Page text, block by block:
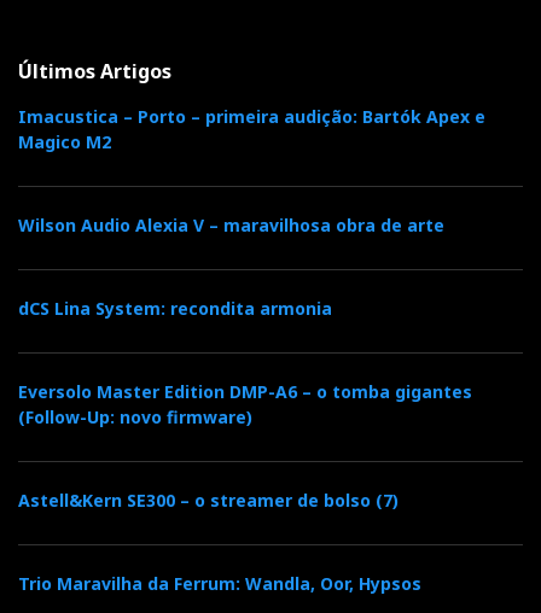
Últimos Artigos
Imacustica – Porto – primeira audição: Bartók Apex e
Magico M2
Wilson Audio Alexia V – maravilhosa obra de arte
dCS Lina System: recondita armonia
Eversolo Master Edition DMP-A6 – o tomba gigantes
(Follow-Up: novo firmware)
Astell&Kern SE300 – o streamer de bolso (7)
Trio Maravilha da Ferrum: Wandla, Oor, Hypsos